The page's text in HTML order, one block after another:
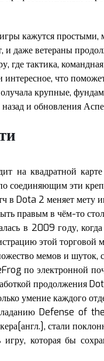
кажутся простыми,
даже ветераны
тактика,
интересное, что
крупные,
и обновления
на квадратной
по соединяющим эти
Dota 2 меняет мету
правым в чём-то
в 2009 году,
этой
мемов и шуток,
по электронной
продолжения
умение каждого
Defense of the
стали
которая бы